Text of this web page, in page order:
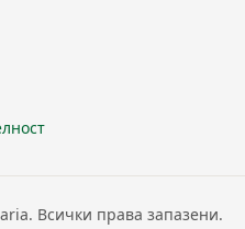
Всички права запазени.